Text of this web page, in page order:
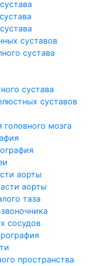
суставов
сустава
сустава
суставов
мозга
аорты
аорты
таза
сосудов
пространства